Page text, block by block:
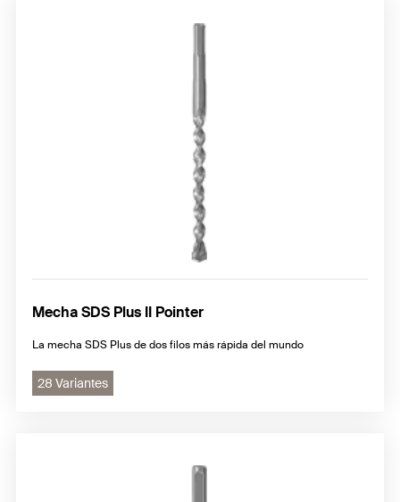
Mecha SDS Plus II Pointer
La mecha SDS Plus de dos filos más rápida del mundo
28 Variantes